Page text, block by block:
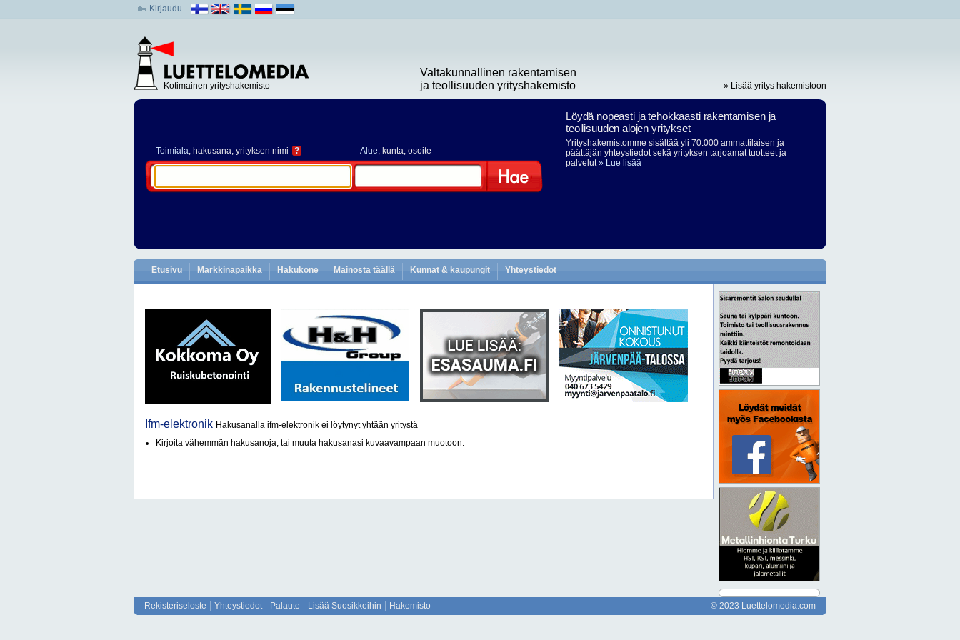
Kirjaudu
Kotimainen yrityshakemisto
Valtakunnallinen rakentamisen
ja teollisuuden yrityshakemisto
» Lisää yritys hakemistoon
Toimiala, hakusana, yrityksen nimi ? Alue, kunta, osoite
Löydä nopeasti ja tehokkaasti rakentamisen ja
teollisuuden alojen yritykset
Yrityshakemistomme sisältää yli 70.000 ammattilaisen ja
päättäjän yhteystiedot sekä yrityksen tarjoamat tuotteet ja
palvelut» Lue lisää
Etusivu Markkinapaikka Hakukone Mainosta täällä Kunnat & kaupungit Yhteystiedot
Ifm-elektronik Hakusanalla ifm-elektronik ei löytynyt yhtään yritystä
Kirjoita vähemmän hakusanoja, tai muuta hakusanasi kuvaavampaan muotoon.
Rekisteriseloste Yhteystiedot Palaute Lisää Suosikkeihin Hakemisto © 2023 Luettelomedia.com